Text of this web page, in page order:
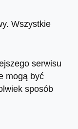
Wszystkie
serwisu
mogą być
sposób